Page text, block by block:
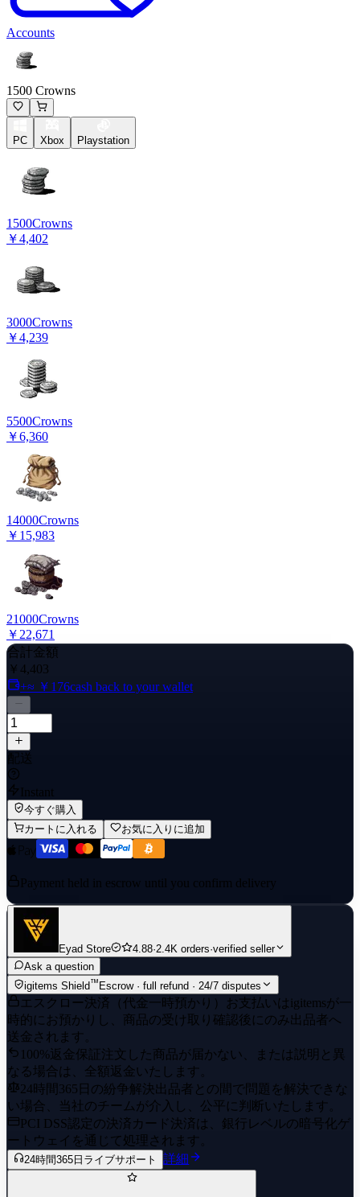
Accounts
1500 Crowns
PC Xbox Playstation
1500Crowns
￥4,402
3000Crowns
￥4,239
5500Crowns
￥6,360
14000Crowns
￥15,983
21000Crowns
￥22,671
合計金額
￥4,403
+≈ ￥176cash back to your wallet
配送
Instant
今すぐ購入
カートに入れる
お気に入りに追加
Payment held in escrow until you confirm delivery
Eyad Store 4.88·2.4K orders·verified seller
Ask a question
igitems Shield™ Escrow · full refund · 24/7 disputes
エスクロー決済（代金一時預かり）
お支払いはigitemsが一
時的にお預かりし、商品の受け取り確認後にのみ出品者へ
送金されます。
100%返金保証 注文した商品が届かない、または説明と異
なる場合は、全額返金いたします。
24時間365日の紛争解決出品者との間で問題を解決できな
い場合、当社のチームが介入し、公平に判断いたします。
PCI DSS認定の決済 カード決済は、銀行レベルの暗号化ゲ
ートウェイを通じて処理されます。
24時間365日ライブサポート 詳細